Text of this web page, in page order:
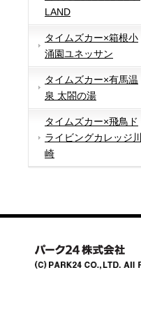
LAND
タイムズカー×箱根小
涌園ユネッサン
タイムズカー×有馬温
泉 太閤の湯
タイムズカー×飛鳥ド
ライビングカレッジ川
崎